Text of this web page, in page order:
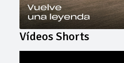
Vídeos Shorts